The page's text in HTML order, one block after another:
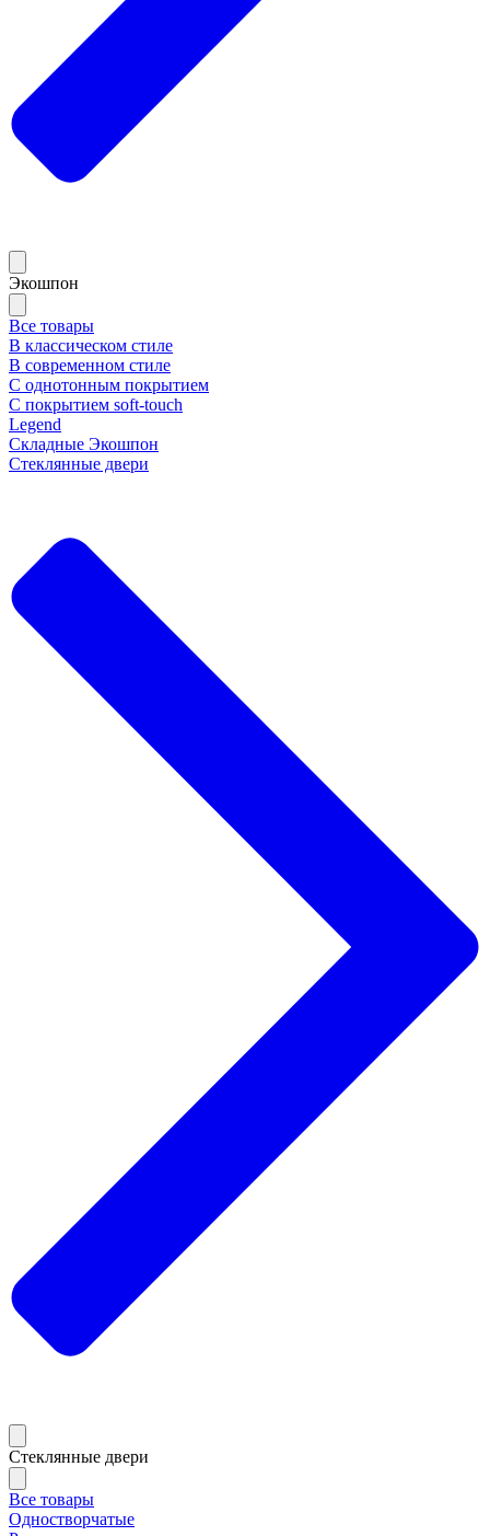
Экошпон
Все товары
В классическом стиле
В современном стиле
С однотонным покрытием
С покрытием soft-touch
Legend
Складные Экошпон
Стеклянные двери
Стеклянные двери
Все товары
Одностворчатые